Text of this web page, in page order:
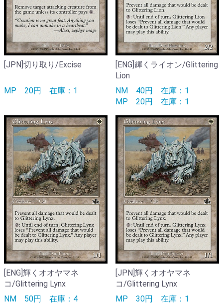
[JPN]切り取り/Excise
MP 20円 在庫：1
[ENG]輝くライオン/Glittering
Lion
NM 40円 在庫：1
MP 20円 在庫：1
[ENG]輝くオオヤマネ
コ/Glittering Lynx
NM 50円 在庫：4
[JPN]輝くオオヤマネ
コ/Glittering Lynx
MP 30円 在庫：1